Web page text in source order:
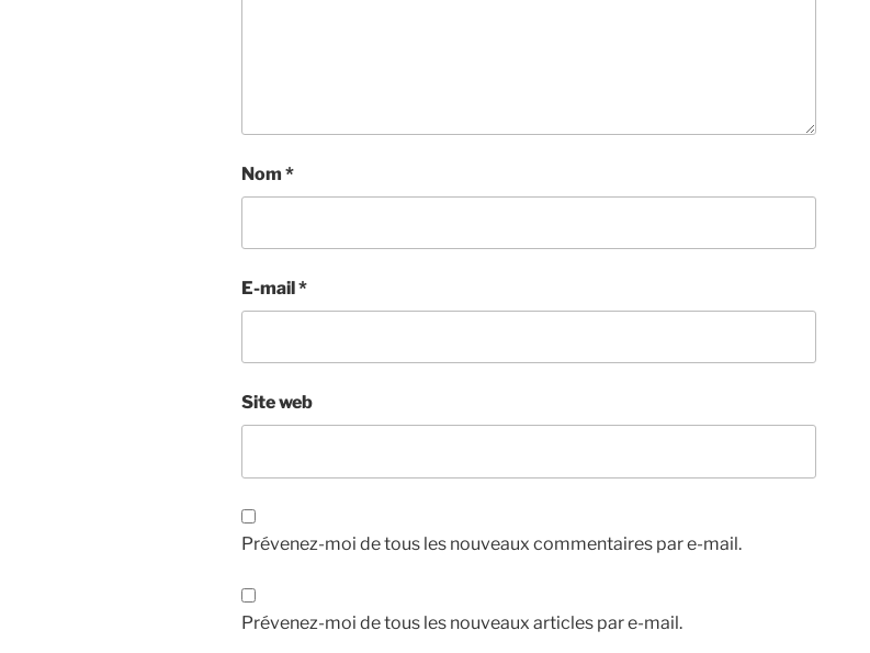
Nom *
E-mail*
Site web
Prévenez-moi de tous les nouveaux commentaires par e-mail.
Prévenez-moi de tous les nouveaux articles par e-mail.